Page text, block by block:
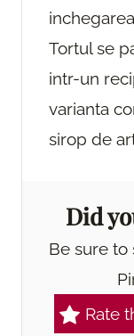
Tortul se
intr-un
varianta
sirop de
Did
Be sure to share with me on Instagram,
Rate